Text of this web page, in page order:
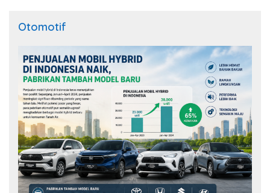
Otomotif